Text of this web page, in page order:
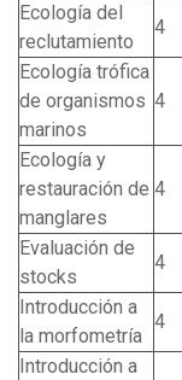
Ecología del
reclutamiento
4
Ecología trófica
de organismos
marinos
4
Ecología y
restauración de
manglares
4
Evaluación de
stocks
4
Introducción a
la morfometría
4
Introducción a